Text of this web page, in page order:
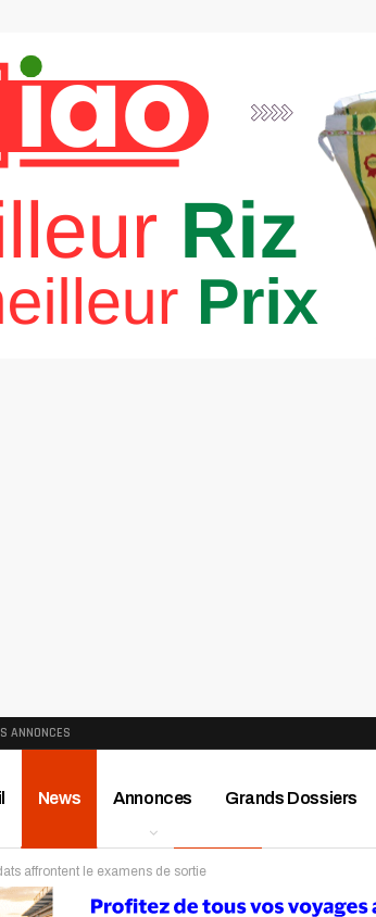
ANNONCES
News Annonces Grands Dossiers
Publireportage Région
affrontent le examens de sortie